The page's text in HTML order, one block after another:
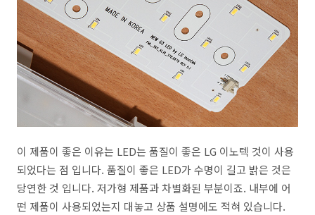
이 제품이 좋은 이유는 LED는 품질이 좋은 LG 이노텍 것이 사용
되었다는 점 입니다. 품질이 좋은 LED가 수명이 길고 밝은 것은
당연한 것 입니다. 저가형 제품과 차별화된 부분이죠. 내부에 어
떤 제품이 사용되었는지 대놓고 상품 설명에도 적혀 있습니다.